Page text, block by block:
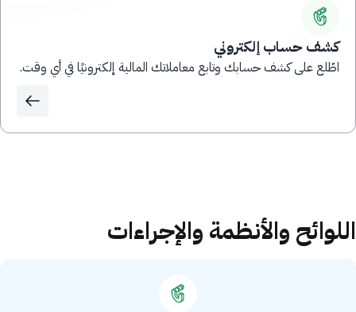
كشف حساب إلكتروني
اطّلع على كشف حسابك وتابع معاملاتك المالية إلكترونيًا في أي وقت.
اللوائح والأنظمة والإجراءات